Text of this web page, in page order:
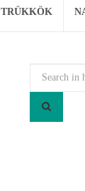
TRÜKKÖK